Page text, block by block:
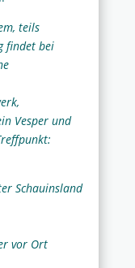
teils
findet bei
Vesper und
Schauinsland
vor Ort